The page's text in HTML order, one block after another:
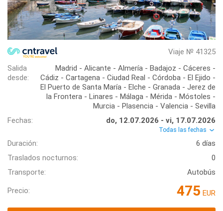
Viaje № 41325
Salida
desde:
Madrid - Alicante - Almería - Badajoz - Cáceres -
Cádiz - Cartagena - Ciudad Real - Córdoba - El Ejido -
El Puerto de Santa María - Elche - Granada - Jerez de
la Frontera - Linares - Málaga - Mérida - Móstoles -
Murcia - Plasencia - Valencia - Sevilla
Fechas:
do, 12.07.2026 - vi, 17.07.2026
Todas las fechas
Duración:
6 días
Traslados nocturnos:
0
Transporte:
Autobús
Precio: 475 EUR